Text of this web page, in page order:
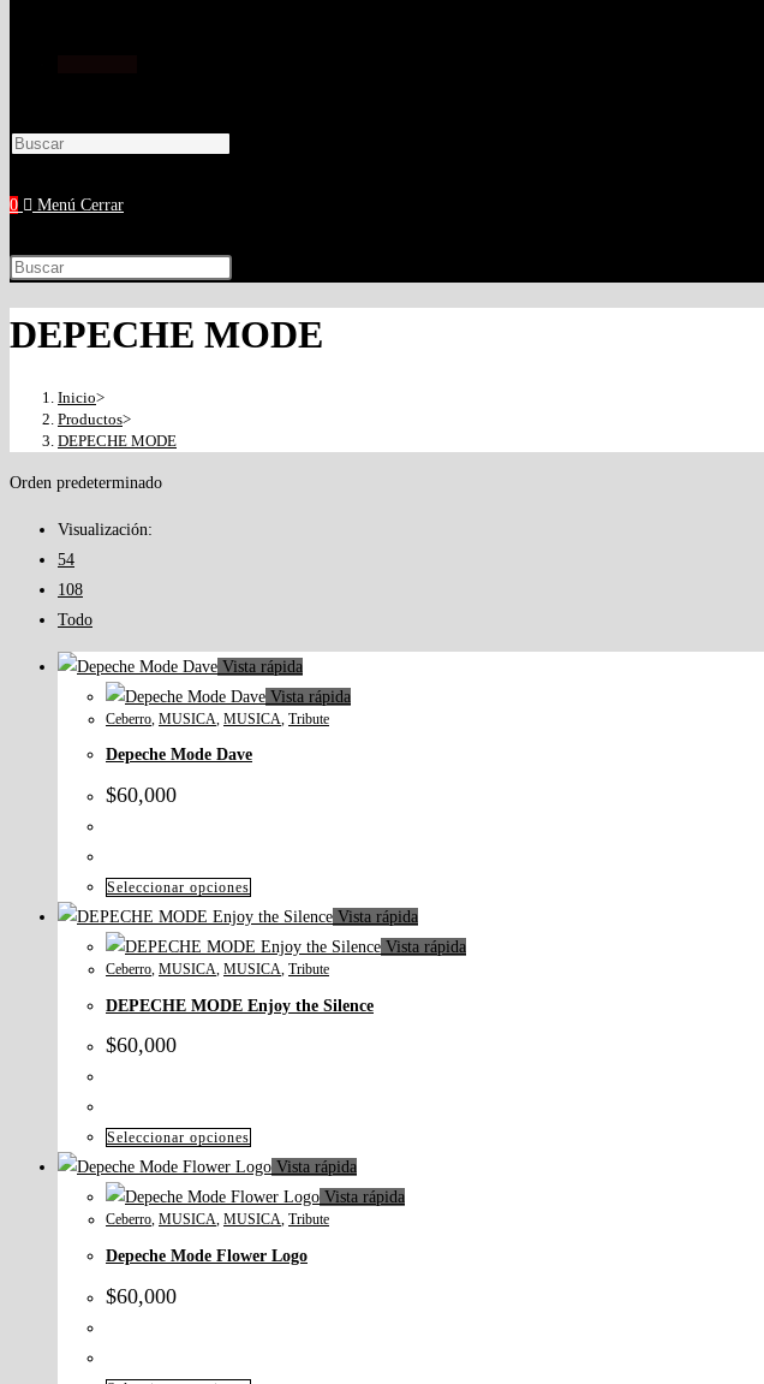
0 Menú Cerrar
DEPECHE MODE
Inicio>
Productos>
DEPECHE MODE
Orden predeterminado
Visualización:
54
108
Todo
Vista rápida
Vista rápida
Ceberro, MUSICA, MUSICA, Tribute
Depeche Mode Dave
$60,000
Seleccionar opciones
Vista rápida
Vista rápida
Ceberro, MUSICA, MUSICA, Tribute
DEPECHE MODE Enjoy the Silence
$60,000
Seleccionar opciones
Vista rápida
Vista rápida
Ceberro, MUSICA, MUSICA, Tribute
Depeche Mode Flower Logo
$60,000